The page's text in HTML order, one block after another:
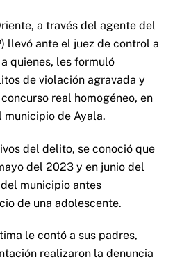
a través del agente del
llevó ante el juez de control a
a quienes, les formuló
de violación agravada y
real homogéneo, en
municipio de Ayala.
del delito, se conoció que
del 2023 y en junio del
municipio antes
de una adolescente.
le contó a sus padres,
realizaron la denuncia